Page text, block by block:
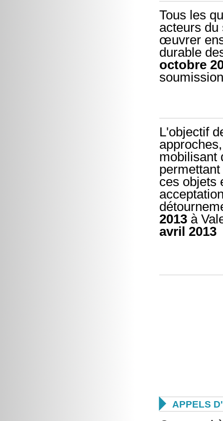
Tous les
acteurs
œuvrer
durable
octobre
L'objectif
mobilisant
permettant
ces objets
2013 à
avril 2013
 APPELS